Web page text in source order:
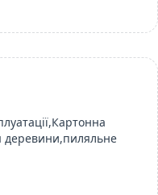
деревини,пиляльне